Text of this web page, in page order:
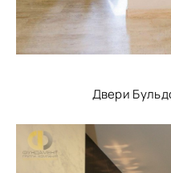
Двери